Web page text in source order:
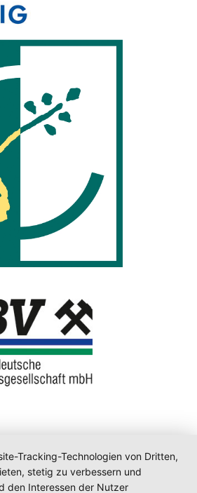
Tracking-Technologien von Dritten,
stetig zu verbessern und
den Interessen der Nutzer